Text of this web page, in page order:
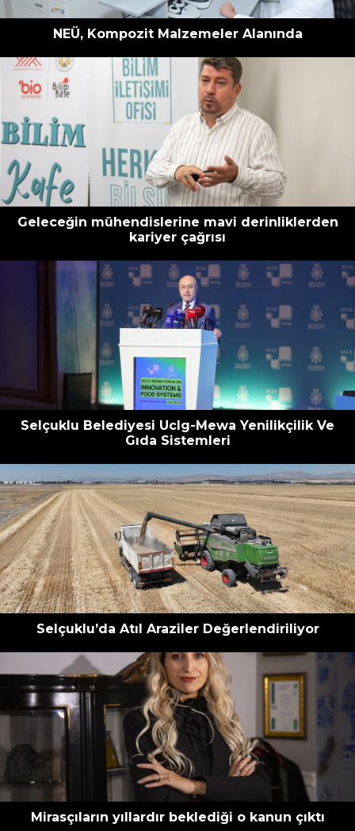
NEÜ, Kompozit Malzemeler Alanında
Geleceğin mühendislerine mavi derinliklerden
kariyer çağrısı
Selçuklu Belediyesi Uclg-Mewa Yenilikçilik Ve
Gıda Sistemleri
Selçuklu’da Atıl Araziler Değerlendiriliyor
Mirasçıların yıllardır beklediği o kanun çıktı